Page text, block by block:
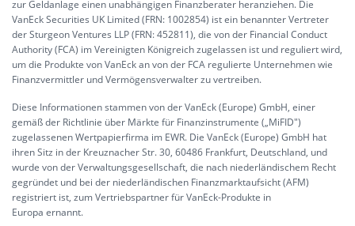
zur Geldanlage einen unabhängigen Finanzberater heranziehen. Die
VanEck Securities UK Limited (FRN: 1002854) ist ein benannter Vertreter
der Sturgeon Ventures LLP (FRN: 452811), die von der Financial Conduct
Authority (FCA) im Vereinigten Königreich zugelassen ist und reguliert wird,
um die Produkte von VanEck an von der FCA regulierte Unternehmen wie
Finanzvermittler und Vermögensverwalter zu vertreiben.
Diese Informationen stammen von der VanEck (Europe) GmbH, einer
gemäß der Richtlinie über Märkte für Finanzinstrumente („MiFID")
zugelassenen Wertpapierfirma im EWR. Die VanEck (Europe) GmbH hat
ihren Sitz in der Kreuznacher Str. 30, 60486 Frankfurt, Deutschland, und
wurde von der Verwaltungsgesellschaft, die nach niederländischem Recht
gegründet und bei der niederländischen Finanzmarktaufsicht (AFM)
registriert ist, zum Vertriebspartner für VanEck-Produkte in
Europa ernannt.